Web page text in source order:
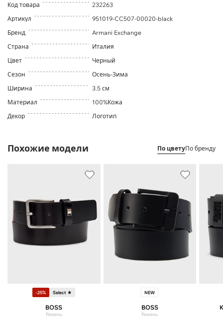
Код товара
232263
Артикул
951019-CC507-00020-black
Бренд
Armani Exchange
Страна
Италия
Цвет
Черный
Сезон
Осень-Зима
Ширина
3.5 см
Материал
100%Кожа
Декор
Логотип
Похожие модели По цветуПо бренду
-25% Select ★
BOSS
Ремень
NEW
BOSS
Ремень